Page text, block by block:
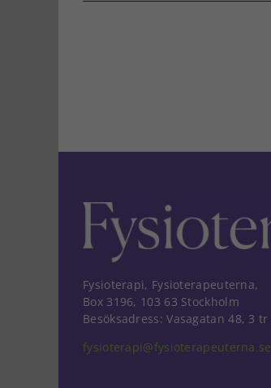
Fysioterapi, Fysioterapeuterna,
Box 3196, 103 63 Stockholm
Besöksadress: Vasagatan 48, 3 tr
fysioterapi@fysioterapeuterna.se